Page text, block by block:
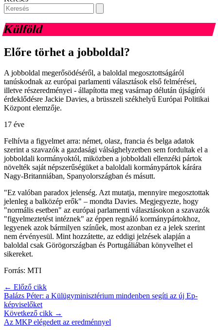
Külföld
Előre törhet a jobboldal?
A jobboldal megerősödéséről, a baloldal megosztottságáról
tanúskodnak az európai parlamenti választások első felmérései,
illetve részeredményei - állapította meg vasárnap délután újságírói
érdeklődésre Jackie Davies, a brüsszeli székhelyű Európai Politikai
Központ elemzője.
17 éve
Felhívta a figyelmet arra: német, olasz, francia és belga adatok
szerint a szavazók a gazdasági válsághelyzetben sem fordultak el a
jobboldali kormányoktól, miközben a jobboldali ellenzéki pártok
növelték saját népszerűségüket a baloldali kormánypártok kárára
Nagy-Britanniában, Spanyolországban és másutt.
"Ez valóban paradox jelenség. Azt mutatja, mennyire megosztottak
jelenleg a balközép erők" – mondta Davies. Megjegyezte, hogy
"normális esetben" az európai parlamenti választásokon a szavazók
"figyelmeztetést intéznek" az éppen regnáló kormánypártokhoz,
legyenek azok bármilyen színűek, most azonban ez a jelek szerint
nem érvényesül. Mint hozzátette, az eddigi jelzések alapján a
baloldal csak Görögországban és Portugáliában könyvelhet el
sikereket.
Forrás: MTI
← Előző cikk
Balázs Péter: a Külügyminisztérium mindenben segíti az új Ep-
képviselőket
Következő cikk →
Az MKP elégedett az eredménnyel